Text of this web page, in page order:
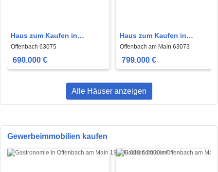
Haus zum Kaufen in
Offenbach 690.000 € 170 m²
Offenbach 63075
690.000 €
Haus zum Kaufen in
Offenbach am Main 799.000
€ 174 m²
Offenbach am Main 63073
799.000 €
Alle Häuser anzeigen
Gewerbeimmobilien kaufen